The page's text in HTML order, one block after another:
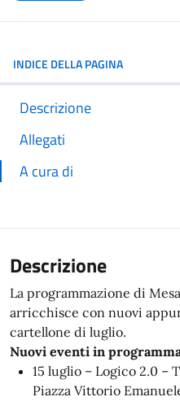
INDICE DELLA PAGINA
Descrizione
Allegati
A cura di
Descrizione
La programmazione di
arricchisce con nuovi
cartellone di luglio.
Nuovi eventi in
15 luglio – Logico 2.0 –
Piazza Vittorio